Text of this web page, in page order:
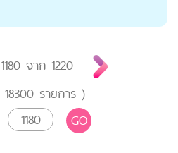
1180จาก 1220
18300 รายการ )
GO